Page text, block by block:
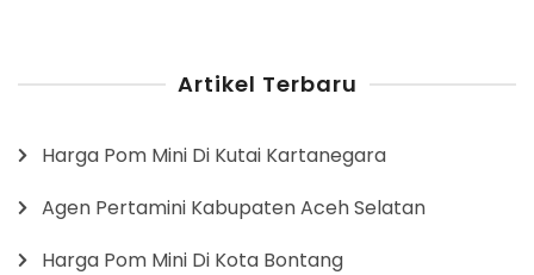
Artikel Terbaru
Harga Pom Mini Di Kutai Kartanegara
Agen Pertamini Kabupaten Aceh Selatan
Harga Pom Mini Di Kota Bontang